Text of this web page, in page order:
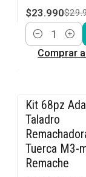
$23.990
Cantidad
Comprar
-14% OFF
Kit 68pz
Taladro
Tuerca M3-
Remache